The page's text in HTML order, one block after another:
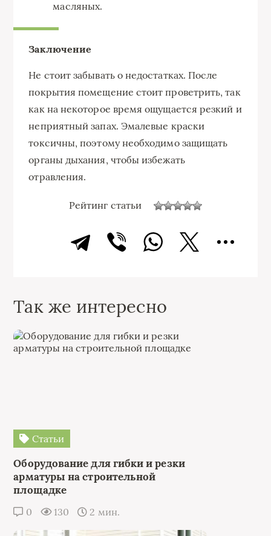
масляных.
Заключение
Не стоит забывать о недостатках. После
покрытия помещение стоит проветрить, так
как на некоторое время ощущается резкий и
неприятный запах. Эмалевые краски
токсичны, поэтому необходимо защищать
органы дыхания, чтобы избежать
отравления.
Рейтинг статьи
Так же интересно
Статьи
Оборудование для гибки и резки
арматуры на строительной
площадке
0 130 2 мин.